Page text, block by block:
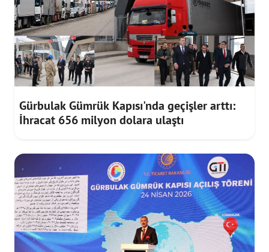
Gürbulak Gümrük Kapısı'nda geçişler arttı:
İhracat 656 milyon dolara ulaştı